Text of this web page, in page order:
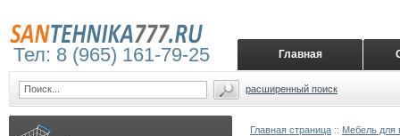
Главная страница :: Мебель для
Главная
Тел: 8 (965) 161-79-25
расширенный поиск